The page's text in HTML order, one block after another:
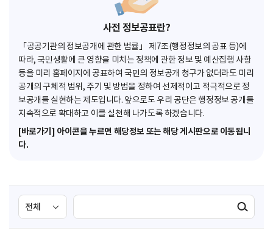
사전 정보공표란?
「공공기관의 정보공개에 관한 법률」 제7조(행정정보의 공표 등)에
따라, 국민생활에 큰 영향을 미치는 정책에 관한 정보 및 예산집행 사항
등을 미리 홈페이지에 공표하여 국민의 정보공개 청구가 없더라도 미리
공개의 구체적 범위, 주기 및 방법을 정하여 선제적이고 적극적으로 정
보공개를 실현하는 제도입니다. 앞으로도 우리 공단은 행정정보 공개를
지속적으로 확대하고 이를 실천해 나가도록 하겠습니다.
[바로가기] 아이콘을 누르면 해당정보 또는 해당 게시판으로 이동됩니
다.
검
색
색
검색실행